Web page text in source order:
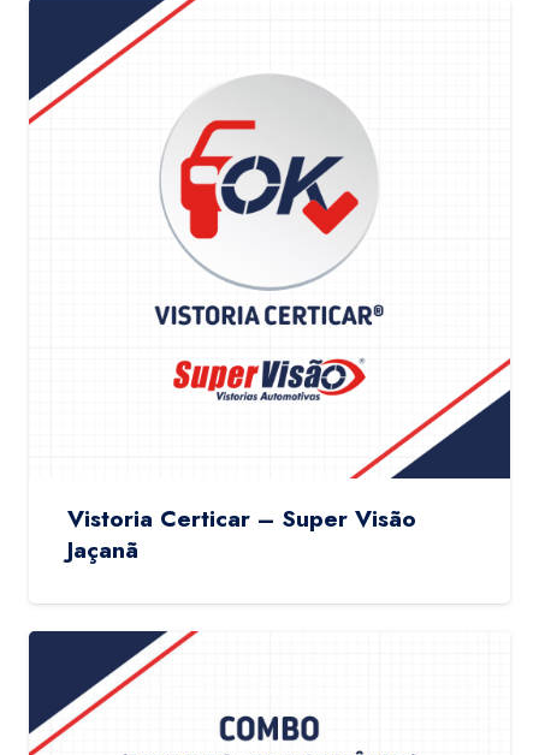
Vistoria Certicar – Super Visão
Jaçanã